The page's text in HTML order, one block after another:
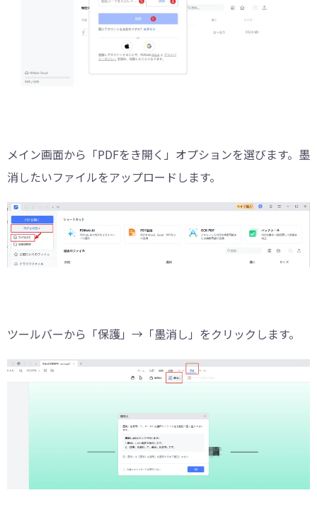
メイン画面から「PDFをき開く」オプションを選びます。墨
消したいファイルをアップロードします。
ツールバーから「保護」→「墨消し」をクリックします。